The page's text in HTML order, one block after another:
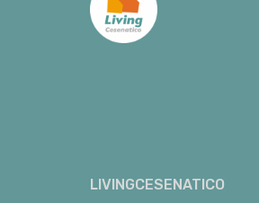
LIVINGCESENATICO